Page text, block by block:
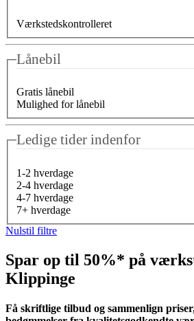
Værkstedskontrolleret
Lånebil
Gratis lånebil
Mulighed for lånebil
Ledige tider indenfor
1-2 hverdage
2-4 hverdage
4-7 hverdage
7+ hverdage
Nulstil filtre
Spar op til 50%* på
Klippinge
Få skriftlige tilbud og sammenlign